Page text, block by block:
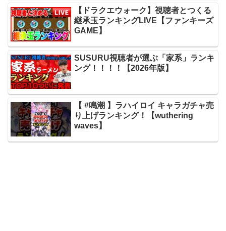
【ドラクエウォーク】視聴者とつくる
継承玉ランキングLIVE【ファンキーズ
GAME】
SUSURU視聴者が選ぶ「家系」ランキ
ング！！！！【2026年版】
【 #鳴潮 】ラハイロイ キャラガチャ売
り上げランキング！【wuthering
waves】